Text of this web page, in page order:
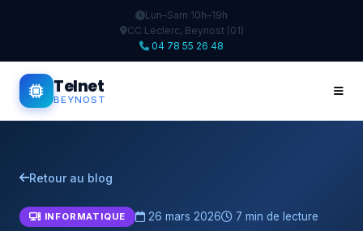
Lun–Sam 10h–19h
CC Leclerc, Beynost (01)
04 78 55 26 48
Telnet
BEYNOST
Retour au blog
INFORMATIQUE 26 mars 2026 7 min de lecture